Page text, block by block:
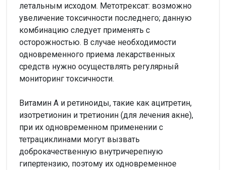
летальным исходом. Метотрексат: возможно
увеличение токсичности последнего; данную
комбинацию следует применять с
осторожностью. В случае необходимости
одновременного приема лекарственных
средств нужно осуществлять регулярный
мониторинг токсичности.
Витамин А и ретиноиды, такие как ацитретин,
изотретионин и третионин (для лечения акне),
при их одновременном применении с
тетрациклинами могут вызвать
доброкачественную внутричерепную
гипертензию, поэтому их одновременное